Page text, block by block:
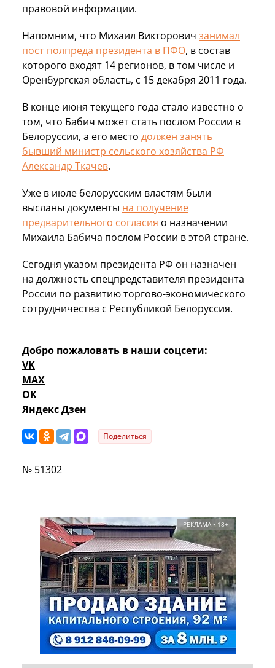
правовой информации.
Напомним, что Михаил Викторович занимал
пост полпреда президента в ПФО, в состав
которого входят 14 регионов, в том числе и
Оренбургская область, с 15 декабря 2011 года.
В конце июня текущего года стало известно о
том, что Бабич может стать послом России в
Белоруссии, а его место должен занять
бывший министр сельского хозяйства РФ
Александр Ткачев.
Уже в июле белорусским властям были
высланы документы на получение
предварительного согласия о назначении
Михаила Бабича послом России в этой стране.
Сегодня указом президента РФ он назначен
на должность спецпредставителя президента
России по развитию торгово-экономического
сотрудничества с Республикой Белоруссия.
Добро пожаловать в наши соцсети:
VK
MAX
OK
Яндекс Дзен
Поделиться
№ 51302
РЕКЛАМА • 18+